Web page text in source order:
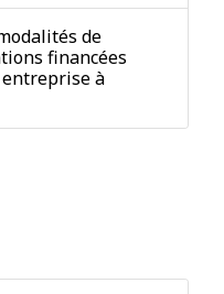
de
financées
à